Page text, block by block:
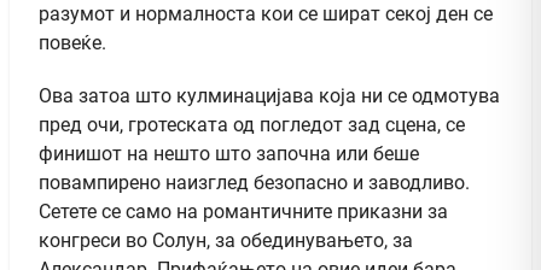
разумот и нормалноста кои се шират секој ден се
повеќе.
Ова затоа што кулминацијава која ни се одмотува
пред очи, гротеската од погледот зад сцена, се
финишот на нешто што започна или беше
повампирено наизглед безопасно и заводливо.
Сетете се само на романтичните приказни за
конгреси во Солун, за обединувањето, за